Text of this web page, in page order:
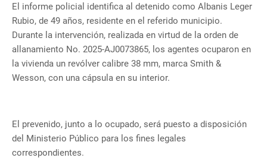
El informe policial identifica al detenido como Albanis Leger
Rubio, de 49 años, residente en el referido municipio.
Durante la intervención, realizada en virtud de la orden de
allanamiento No. 2025-AJ0073865, los agentes ocuparon en
la vivienda un revólver calibre 38 mm, marca Smith &
Wesson, con una cápsula en su interior.
El prevenido, junto a lo ocupado, será puesto a disposición
del Ministerio Público para los fines legales
correspondientes.